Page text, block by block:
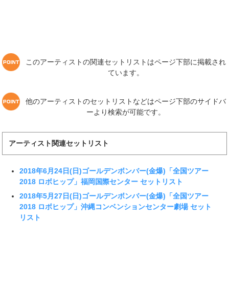
このアーティストの関連セットリストはページ下部に掲載され
ています。
他のアーティストのセットリストなどはページ下部のサイドバ
ーより検索が可能です。
アーティスト関連セットリスト
2018年6月24日(日)ゴールデンボンバー(金爆)「全国ツアー
2018 ロボヒップ」福岡国際センター セットリスト
2018年5月27日(日)ゴールデンボンバー(金爆)「全国ツアー
2018 ロボヒップ」沖縄コンベンションセンター劇場 セット
リスト